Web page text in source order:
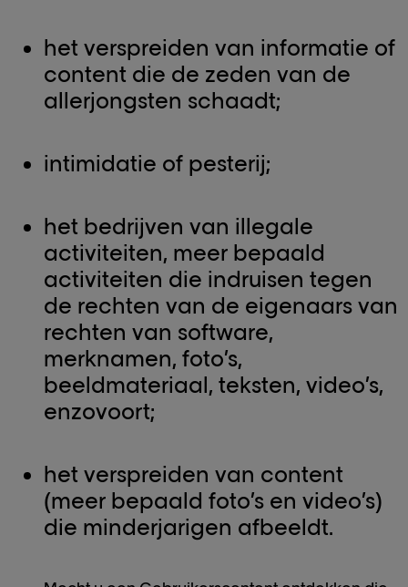
het verspreiden van informatie of
content die de zeden van de
allerjongsten schaadt;
intimidatie of pesterij;
het bedrijven van illegale
activiteiten, meer bepaald
activiteiten die indruisen tegen
de rechten van de eigenaars van
rechten van software,
merknamen, foto’s,
beeldmateriaal, teksten, video’s,
enzovoort;
het verspreiden van content
(meer bepaald foto’s en video’s)
die minderjarigen afbeeldt.